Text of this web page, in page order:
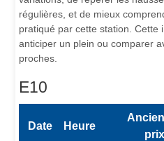
régulières, et de mieux
pratiqué par cette station. Cette
anticiper un plein ou comparer
proches.
E10
Date Heure
Ancien
prix